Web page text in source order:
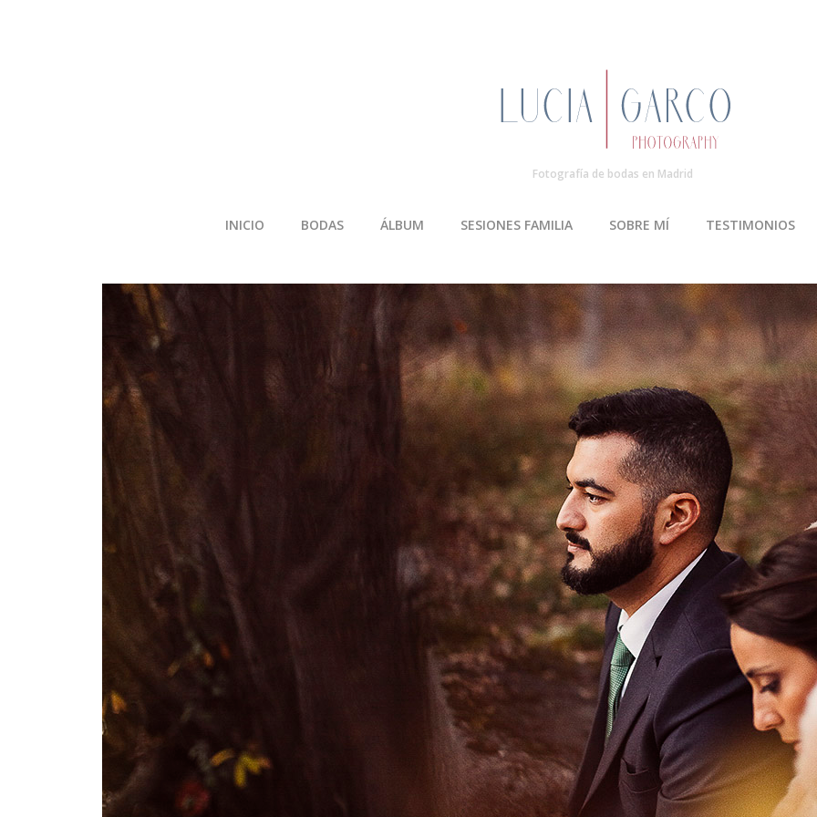
Fotografía de bodas en Madrid
INICIO BODAS ÁLBUM SESIONES FAMILIA SOBRE MÍ TESTIMONIOS